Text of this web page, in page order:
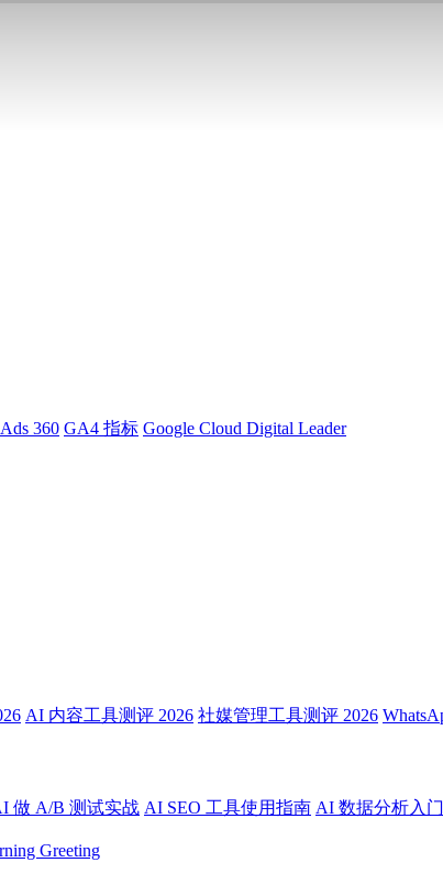
360 GA4 指标 Google Cloud Digital Leader
AI 内容工具测评 2026 社媒管理工具测评 2026
做 A/B 测试实战 AI SEO 工具使用指南 AI 数据分析入门
Greeting